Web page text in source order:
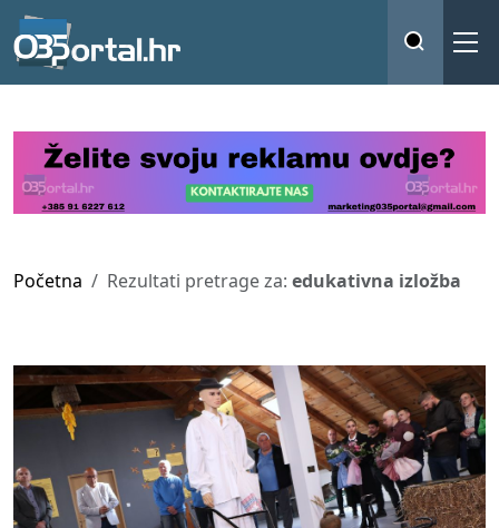
Početna Rezultati pretrage za: edukativna izložba